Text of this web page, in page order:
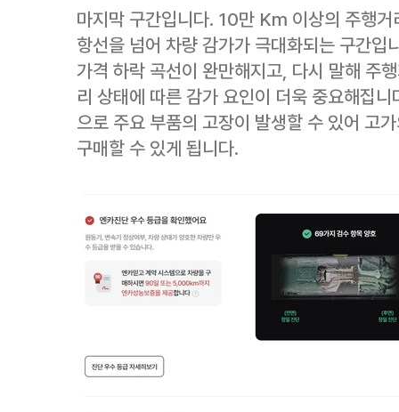
마지막 구간입니다. 10만 Km 이상의 주행
항선을 넘어 차량 감가가 극대화되는 구간
가격 하락 곡선이 완만해지고, 다시 말해 주
리 상태에 따른 감가 요인이 더욱 중요해집
으로 주요 부품의 고장이 발생할 수 있어 고
구매할 수 있게 됩니다.